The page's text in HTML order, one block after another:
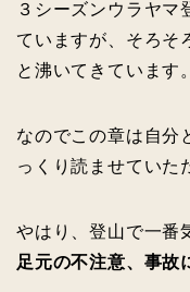
３シーズンウラヤマ
ていますが、そろそ
と沸いてきています。
なのでこの章は自分
っくり読ませていた
やはり、登山で一番
足元の不注意、事故